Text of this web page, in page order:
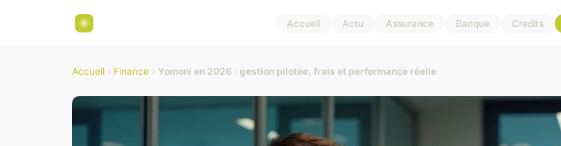
Accueil Actu Assurance Banque Credits
Accueil › Finance › Yomoni en 2026 : gestion pilotée, frais et performance réelle